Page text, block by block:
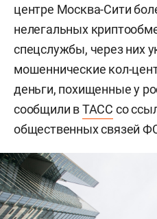
центре Москва-Сити
нелегальных
спецслужбы, через них
мошеннические кол-
деньги, похищенные у
сообщили вТАСС со
общественных связей